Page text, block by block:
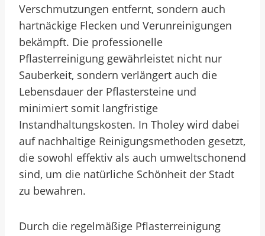
Verschmutzungen entfernt, sondern auch
hartnäckige Flecken und Verunreinigungen
bekämpft. Die professionelle
Pflasterreinigung gewährleistet nicht nur
Sauberkeit, sondern verlängert auch die
Lebensdauer der Pflastersteine und
minimiert somit langfristige
Instandhaltungskosten. In Tholey wird dabei
auf nachhaltige Reinigungsmethoden gesetzt,
die sowohl effektiv als auch umweltschonend
sind, um die natürliche Schönheit der Stadt
zu bewahren.
Durch die regelmäßige Pflasterreinigung